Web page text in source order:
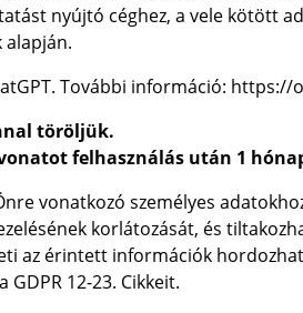
nyújtó céghez, a vele kötött
alapján.
További információ: https://
töröljük.
felhasználás után 1
vonatkozó személyes
korlátozását, és
az érintett információk
12-23. Cikkeit.